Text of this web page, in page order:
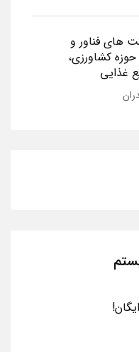
های فناور و
کشاورزی،
غذایی